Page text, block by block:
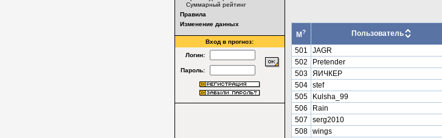
Суммарный рейтинг
Правила
Изменение данных
Вход в прогноз:
Логин:
Пароль:
М? Пользователь
501 JAGR
502 Pretender
503 ЯИЧКЕР
504 stef
505 Kulsha_99
506 Rain
507 serg2010
508 wings